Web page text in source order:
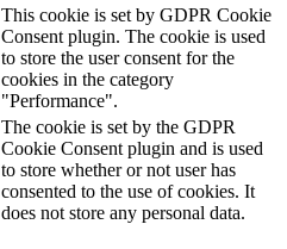
This cookie is set by GDPR Cookie
Consent plugin. The cookie is used
to store the user consent for the
cookies in the category
"Performance".
The cookie is set by the GDPR
Cookie Consent plugin and is used
to store whether or not user has
consented to the use of cookies. It
does not store any personal data.